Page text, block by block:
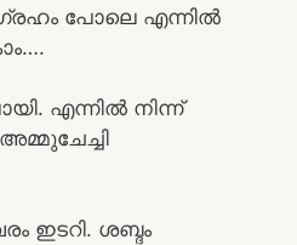
പോലെ എന്നിൽ
എന്നിൽ നിന്ന്
ഇടറി. ശബ്ദം